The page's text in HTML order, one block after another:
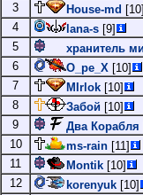
3
House-md [10]
4
lana-s [9]
5
хранитель
6
O_pe_X [10]
7
MIrlok [10]
8
Забой [10]
9
Два Корабля
10
ms-rain [11]
11
Montik [10]
12
korenyuk [10]